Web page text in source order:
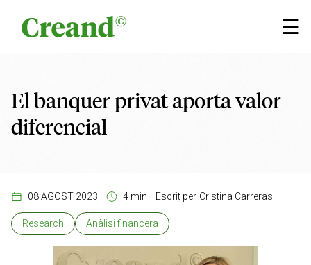
☰
×
El banquer privat aporta valor
diferencial
08 AGOST 2023 4 min Escrit per Cristina Carreras
Research Anàlisi financera